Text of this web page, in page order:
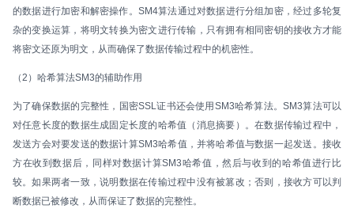
的数据进行加密和解密操作。SM4算法通过对数据进行分组加密，经过多轮复
杂的变换运算，将明文转换为密文进行传输，只有拥有相同密钥的接收方才能
将密文还原为明文，从而确保了数据传输过程中的机密性。
（2）哈希算法SM3的辅助作用
为了确保数据的完整性，国密SSL证书还会使用SM3哈希算法。SM3算法可以
对任意长度的数据生成固定长度的哈希值（消息摘要）。在数据传输过程中，
发送方会对要发送的数据计算SM3哈希值，并将哈希值与数据一起发送。接收
方在收到数据后，同样对数据计算SM3哈希值，然后与收到的哈希值进行比
较。如果两者一致，说明数据在传输过程中没有被篡改；否则，接收方可以判
断数据已被修改，从而保证了数据的完整性。